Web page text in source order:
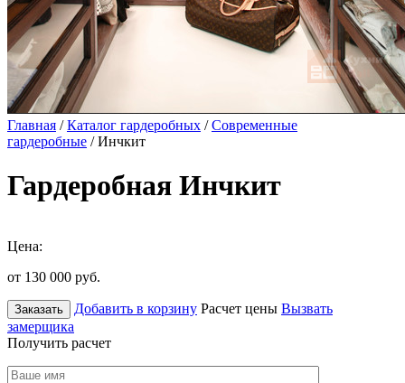
Главная /Каталог гардеробных /Современные
гардеробные / Инчкит
Гардеробная Инчкит
Цена:
от 130 000 руб.
Заказать Добавить в корзину Расчет цены Вызвать
замерщика
Получить расчет